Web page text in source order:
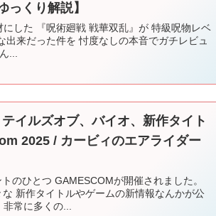
っくり解説】
した 『呪術廻戦 戦華双乱』が 特級呪物レベ
来だった件を 忖度なしの本音でガチレビュ
...
イルズオブ、バイオ、新作タイト
2025 / カービィのエアライダー
のひとつ GAMESCOMが開催されました。
新作タイトルやゲームの新情報なんかが公
常に多くの...